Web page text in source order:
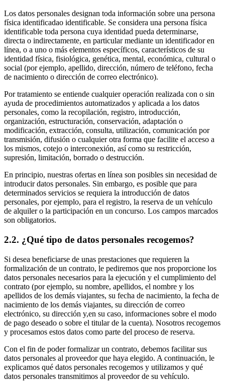
Los datos personales designan toda información sobre una persona
física identificadao identificable. Se considera una persona física
identificable toda persona cuya identidad pueda determinarse,
directa o indirectamente, en particular mediante un identificador en
línea, o a uno o más elementos específicos, característicos de su
identidad física, fisiológica, genética, mental, económica, cultural o
social (por ejemplo, apellido, dirección, número de teléfono, fecha
de nacimiento o dirección de correo electrónico).
Por tratamiento se entiende cualquier operación realizada con o sin
ayuda de procedimientos automatizados y aplicada a los datos
personales, como la recopilación, registro, introducción,
organización, estructuración, conservación, adaptación o
modificación, extracción, consulta, utilización, comunicación por
transmisión, difusión o cualquier otra forma que facilite el acceso a
los mismos, cotejo o interconexión, así como su restricción,
supresión, limitación, borrado o destrucción.
En principio, nuestras ofertas en línea son posibles sin necesidad de
introducir datos personales. Sin embargo, es posible que para
determinados servicios se requiera la introducción de datos
personales, por ejemplo, para el registro, la reserva de un vehículo
de alquiler o la participación en un concurso. Los campos marcados
son obligatorios.
2.2. ¿Qué tipo de datos personales recogemos?
Si desea beneficiarse de unas prestaciones que requieren la
formalización de un contrato, le pediremos que nos proporcione los
datos personales necesarios para la ejecución y el cumplimiento del
contrato (por ejemplo, su nombre, apellidos, el nombre y los
apellidos de los demás viajantes, su fecha de nacimiento, la fecha de
nacimiento de los demás viajantes, su dirección de correo
electrónico, su dirección y,en su caso, informaciones sobre el modo
de pago deseado o sobre el titular de la cuenta). Nosotros recogemos
y procesamos estos datos como parte del proceso de reserva.
Con el fin de poder formalizar un contrato, debemos facilitar sus
datos personales al proveedor que haya elegido. A continuación, le
explicamos qué datos personales recogemos y utilizamos y qué
datos personales transmitimos al proveedor de su vehículo.